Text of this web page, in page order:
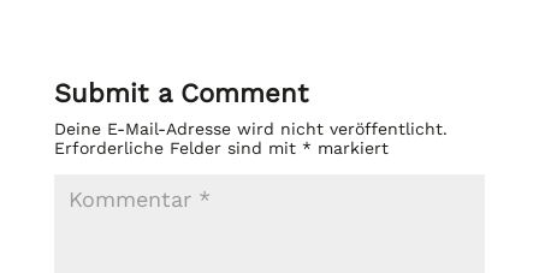
Submit a Comment
Deine E-Mail-Adresse wird nicht veröffentlicht.
Erforderliche Felder sind mit *markiert